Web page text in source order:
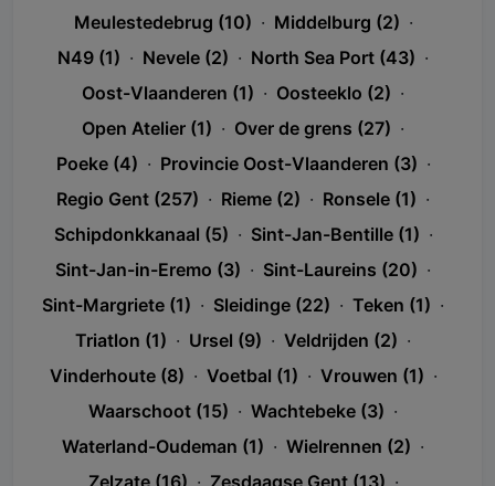
Meulestedebrug (10) · Middelburg (2) ·
N49 (1) · Nevele (2) · North Sea Port (43) ·
Oost-Vlaanderen (1) · Oosteeklo (2) ·
Open Atelier (1) · Over de grens (27) ·
Poeke (4) · Provincie Oost-Vlaanderen (3) ·
Regio Gent (257) · Rieme (2) · Ronsele (1) ·
Schipdonkkanaal (5) · Sint-Jan-Bentille (1) ·
Sint-Jan-in-Eremo (3) · Sint-Laureins (20) ·
Sint-Margriete (1) · Sleidinge (22) · Teken (1) ·
Triatlon (1) · Ursel (9) · Veldrijden (2) ·
Vinderhoute (8) · Voetbal (1) · Vrouwen (1) ·
Waarschoot (15) · Wachtebeke (3) ·
Waterland-Oudeman (1) · Wielrennen (2) ·
Zelzate (16) · Zesdaagse Gent (13) ·